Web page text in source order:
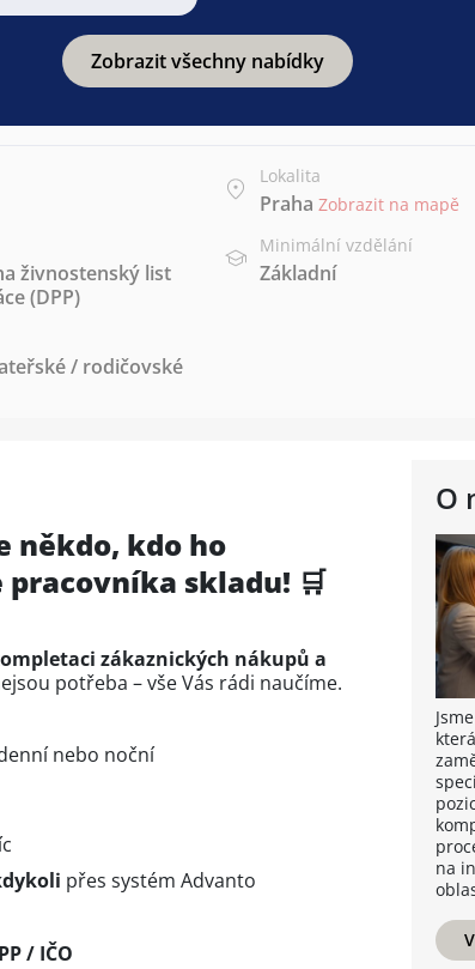
Zobrazit všechny nabídky
Lokalita
Praha Zobrazit na mapě
živnostenský list
(DPP)
Minimální vzdělání
Základní
/ rodičovské
O
na
někdo, kdo ho
skladu! 🛒
zákaznických nákupů a
potřeba – vše Vás rádi naučíme.
nebo noční
přes systém Advanto
/ IČO